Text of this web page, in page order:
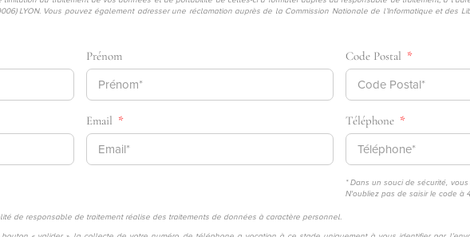
LYON. Vous pouvez également adresser une réclamation auprès de la Commission Nationale de l’Informatique et des
Prénom Code Postal
Email Téléphone
* Dans un souci de sécurité,
N'oubliez pas de saisir le code à
de responsable de traitement réalise des traitements de données à caractère personnel.